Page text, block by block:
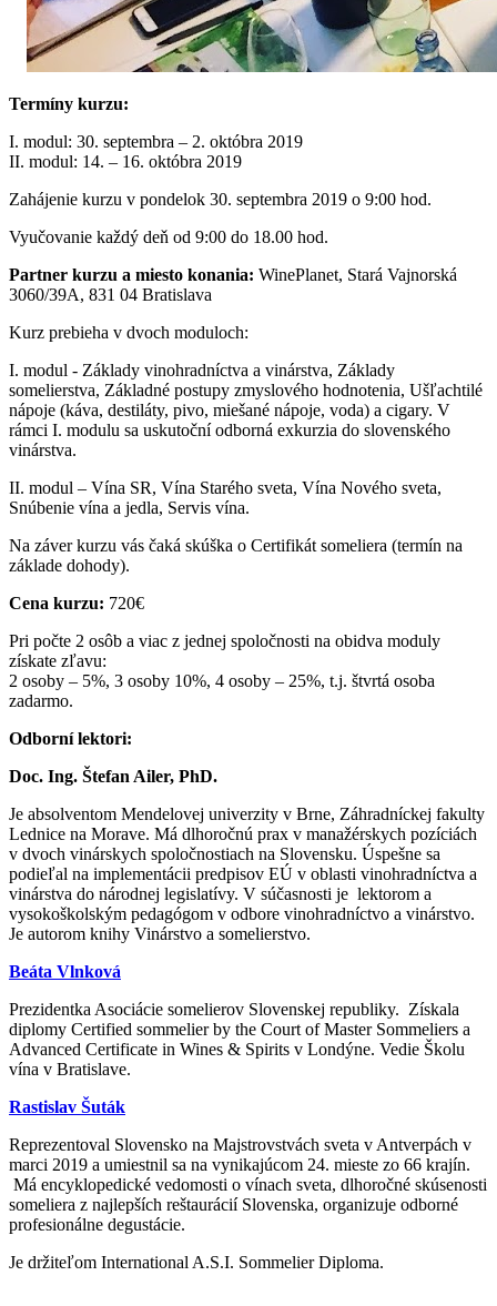
Termíny kurzu:
I. modul: 30. septembra – 2. októbra 2019
II. modul: 14. – 16. októbra 2019
Zahájenie kurzu v pondelok 30. septembra 2019 o 9:00 hod.
Vyučovanie každý deň od 9:00 do 18.00 hod.
Partner kurzu a miesto konania: WinePlanet, Stará Vajnorská
3060/39A, 831 04 Bratislava
Kurz prebieha v dvoch moduloch:
I. modul - Základy vinohradníctva a vinárstva, Základy
somelierstva, Základné postupy zmyslového hodnotenia, Ušľachtilé
nápoje (káva, destiláty, pivo, miešané nápoje, voda) a cigary. V
rámci I. modulu sa uskutoční odborná exkurzia do slovenského
vinárstva.
II. modul – Vína SR, Vína Starého sveta, Vína Nového sveta,
Snúbenie vína a jedla, Servis vína.
Na záver kurzu vás čaká skúška o Certifikát someliera (termín na
základe dohody).
Cena kurzu: 720€
Pri počte 2 osôb a viac z jednej spoločnosti na obidva moduly
získate zľavu:
2 osoby – 5%, 3 osoby 10%, 4 osoby – 25%, t.j. štvrtá osoba
zadarmo.
Odborní lektori:
Doc. Ing. Štefan Ailer, PhD.
Je absolventom Mendelovej univerzity v Brne, Záhradníckej fakulty
Lednice na Morave. Má dlhoročnú prax v manažérskych pozíciách
v dvoch vinárskych spoločnostiach na Slovensku. Úspešne sa
podieľal na implementácii predpisov EÚ v oblasti vinohradníctva a
vinárstva do národnej legislatívy. V súčasnosti je lektorom a
vysokoškolským pedagógom v odbore vinohradníctvo a vinárstvo.
Je autorom knihy Vinárstvo a somelierstvo.
Beáta Vlnková
Prezidentka Asociácie somelierov Slovenskej republiky. Získala
diplomy Certified sommelier by the Court of Master Sommeliers a
Advanced Certificate in Wines & Spirits v Londýne. Vedie Školu
vína v Bratislave.
Rastislav Šuták
Reprezentoval Slovensko na Majstrovstvách sveta v Antverpách v
marci 2019 a umiestnil sa na vynikajúcom 24. mieste zo 66 krajín.
Má encyklopedické vedomosti o vínach sveta, dlhoročné skúsenosti
someliera z najlepších reštaurácií Slovenska, organizuje odborné
profesionálne degustácie.
Je držiteľom International A.S.I. Sommelier Diploma.